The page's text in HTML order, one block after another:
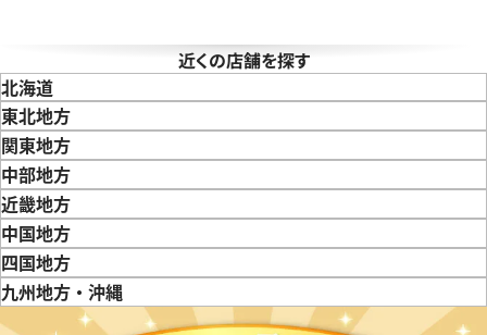
格
日時点の参考買取価格です
26201SN.OO.D101CR.01
参考買取価格
2,968,000円
近くの店舗を探す
北海道
東北地方
青森県岩手県
関東地方
東京都神奈川県
中部地方
新潟県富山県
近畿地方
三重県滋賀県
中国地方
鳥取県島根県
四国地方
徳島県香川県愛媛県
九州地方・沖縄
福岡県
佐賀県 長崎県 熊本県大分県宮崎県鹿児島県